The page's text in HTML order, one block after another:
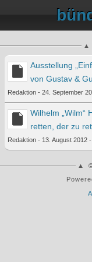
Ausstellung
von Gustav &
Redaktion - 24. September
Wilhelm „Wilm“
retten, der zu
Redaktion - 13. August 2012